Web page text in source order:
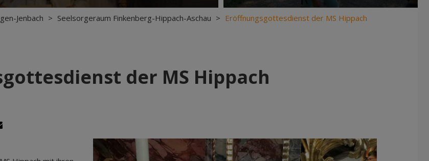
Jenbach > Seelsorgeraum Finkenberg-Hippach-Aschau > Eröffnungsgottesdienst der MS Hippach
der MS Hippach